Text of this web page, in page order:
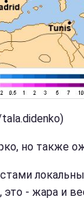
но также
это - жара и